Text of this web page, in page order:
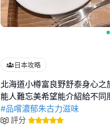
日本攻略
北海道小樽富良野舒泰身心之
#品嚐濃郁朱古力滋味
評分